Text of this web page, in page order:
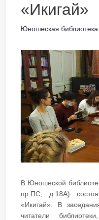
«Икигай»
Юношеская
В Юношеской
пр.ПС, д.18А)
«Икигай». В
читатели